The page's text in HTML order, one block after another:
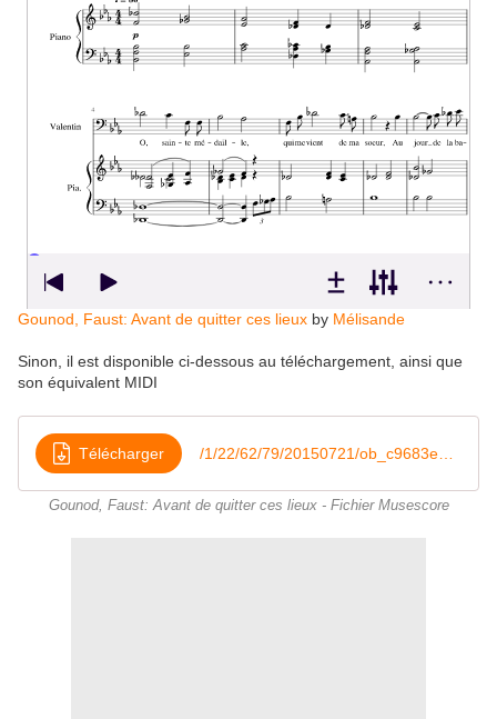
Gounod, Faust: Avant de quitter ces lieux by Mélisande
Sinon, il est disponible ci-dessous au téléchargement, ainsi que
son équivalent MIDI
Télécharger
Gounod, Faust: Avant de quitter ces lieux - Fichier Musescore